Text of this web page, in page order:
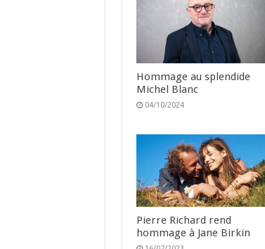
Hommage au splendide
Michel Blanc
04/10/2024
Pierre Richard rend
hommage à Jane Birkin